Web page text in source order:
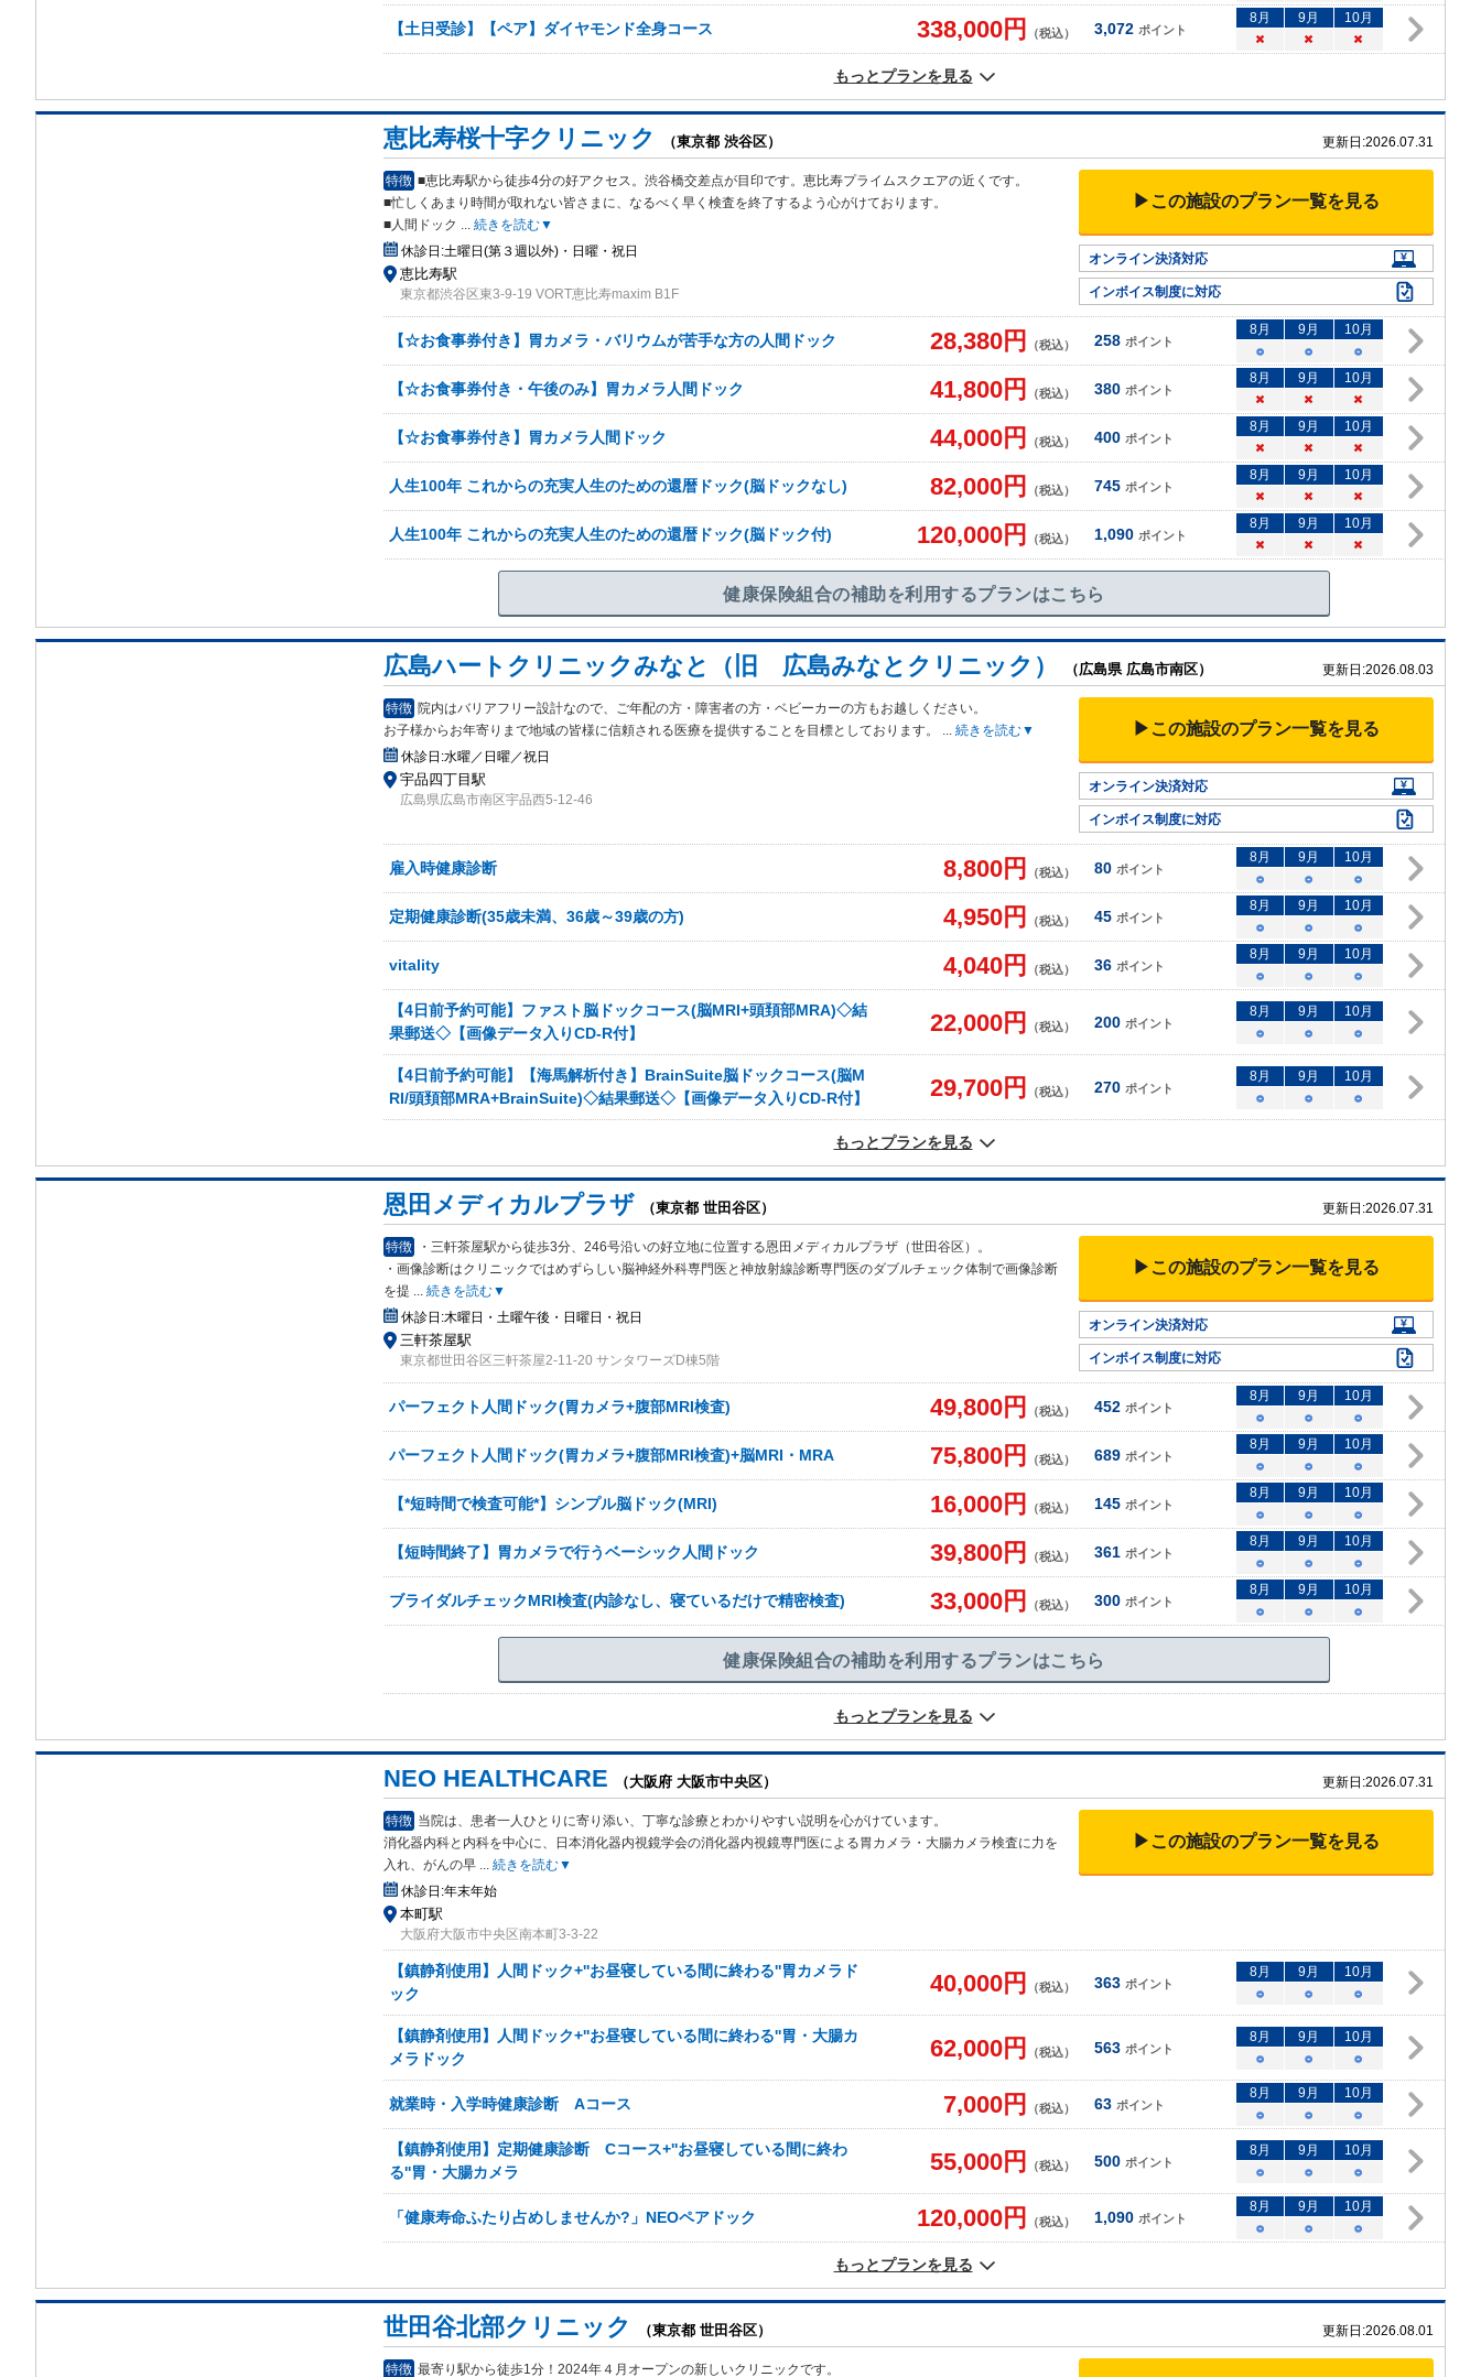
【土日受診】【ペア】ダイヤモンド全身コース 338,000円 （税込） 3,072 ポイント
8月 9月 10月
×
× ×
もっとプランを見る
恵比寿桜十字クリニック （東京都 渋谷区） 更新日:2026.07.31
特徴 ■恵比寿駅から徒歩4分の好アクセス。渋谷橋交差点が目印です。恵比寿プライムスクエアの近くです。
■忙しくあまり時間が取れない皆さまに、なるべく早く検査を終了するよう心がけております。
■人間ドック ... 続きを読む▼
休診日:土曜日(第３週以外)・日曜・祝日
恵比寿駅
東京都渋谷区東3-9-19 VORT恵比寿maxim B1F
▶この施設のプラン一覧を見る
オンライン決済対応
インボイス制度に対応
【☆お食事券付き】胃カメラ・バリウムが苦手な方の人間ドック 28,380円 （税込） 258 ポイント
8月 9月 10月
○
○ ○
【☆お食事券付き・午後のみ】胃カメラ人間ドック 41,800円 （税込） 380 ポイント
8月 9月 10月
×
× ×
【☆お食事券付き】胃カメラ人間ドック 44,000円 （税込） 400 ポイント
8月 9月 10月
×
× ×
人生100年 これからの充実人生のための還暦ドック(脳ドックなし) 82,000円 （税込） 745 ポイント
8月 9月 10月
×
× ×
人生100年 これからの充実人生のための還暦ドック(脳ドック付) 120,000円 （税込） 1,090 ポイント
8月 9月 10月
×
× ×
健康保険組合の補助を利用するプランはこちら
広島ハートクリニックみなと（旧 広島みなとクリニック） （広島県 広島市南区） 更新日:2026.08.03
特徴 院内はバリアフリー設計なので、ご年配の方・障害者の方・ベビーカーの方もお越しください。
お子様から お年寄りまで地域の皆様に信頼される医療を提供することを目標としております。 ... 続きを読む▼
休診日:水曜／日曜／祝日
宇品四丁目駅
広島県広島市南区宇品西5-12-46
▶この施設のプラン一覧を見る
オンライン決済対応
インボイス制度に対応
雇入時健康診断 8,800円 （税込） 80 ポイント
8月 9月 10月
○
○ ○
定期健康診断(35歳未満、36歳～39歳の方) 4,950円 （税込） 45 ポイント
8月 9月 10月
○
○ ○
vitality 4,040円 （税込） 36 ポイント
8月 9月 10月
○
○ ○
【4日前予約可能】ファスト脳ドックコース(脳MRI+頭頚部MRA)◇結
果郵送◇【画像データ入りCD-R付】
22,000円 （税込） 200 ポイント
8月 9月 10月
○
○ ○
【4日前予約可能】【海馬解析付き】BrainSuite脳ドックコース(脳M
RI/頭頚部MRA+BrainSuite)◇結果郵送◇【画像データ入りCD-R付】
29,700円 （税込） 270 ポイント
8月 9月 10月
○
○ ○
もっとプランを見る
恩田メディカルプラザ （東京都 世田谷区） 更新日:2026.07.31
特徴
・三軒茶屋駅から徒歩3分、246号沿いの好立地に位置する恩田メディカルプラザ（世田谷区）。
・画像診断はクリニックではめずらしい脳神経外科専門医と神放射線診断専門医のダブルチェック体制で画像診断
を提 ... 続きを読む▼
休診日:木曜日・土曜午後・日曜日・祝日
三軒茶屋駅
東京都世田谷区三軒茶屋2-11-20 サンタワーズD棟5階
▶この施設のプラン一覧を見る
オンライン決済対応
インボイス制度に対応
パーフェクト人間ドック(胃カメラ+腹部MRI検査) 49,800円 （税込） 452 ポイント
8月 9月 10月
○
○ ○
パーフェクト人間ドック(胃カメラ+腹部MRI検査)+脳MRI・MRA 75,800円 （税込） 689 ポイント
8月 9月 10月
○
○ ○
【*短時間で検査可能*】シンプル脳ドック(MRI) 16,000円 （税込） 145 ポイント
8月 9月 10月
○
○ ○
【短時間終了】胃カメラで行うベーシック人間ドック 39,800円 （税込） 361 ポイント
8月 9月 10月
○
○ ○
ブライダルチェックMRI検査(内診なし、寝ているだけで精密検査) 33,000円 （税込） 300 ポイント
8月 9月 10月
○
○ ○
健康保険組合の補助を利用するプランはこちら
もっとプランを見る
NEO HEALTHCARE （大阪府 大阪市中央区） 更新日:2026.07.31
特徴 当院は、患者一人ひとりに寄り添い、丁寧な診療とわかりやすい説明を心がけています。
消化器内科と内科を中心に、日本消化器内視鏡学会の消化器内視鏡専門医による胃カメラ・大腸カメラ検査に力を
入れ、がんの早 ... 続きを読む▼
休診日:年末年始
本町駅
大阪府大阪市中央区南本町3-3-22
▶この施設のプラン一覧を見る
【鎮静剤使用】人間ドック+''お昼寝している間に終わる''胃カメラド
ック
40,000円 （税込） 363 ポイント
8月 9月 10月
○
○ ○
【鎮静剤使用】人間ドック+''お昼寝している間に終わる''胃・大腸カ
メラドック
62,000円 （税込） 563 ポイント
8月 9月 10月
○
○ ○
就業時・入学時健康診断 Aコース 7,000円 （税込） 63 ポイント
8月 9月 10月
○
○ ○
【鎮静剤使用】定期健康診断 Cコース+''お昼寝している間に終わ
る''胃・大腸カメラ
55,000円 （税込） 500 ポイント
8月 9月 10月
○
○ ○
「健康寿命ふたり占めしませんか?」NEOペアドック 120,000円 （税込） 1,090 ポイント
8月 9月 10月
○
○ ○
もっとプランを見る
世田谷北部クリニック （東京都 世田谷区） 更新日:2026.08.01
特徴 最寄り駅から徒歩1分！2024年４月オープンの新しいクリニックです。